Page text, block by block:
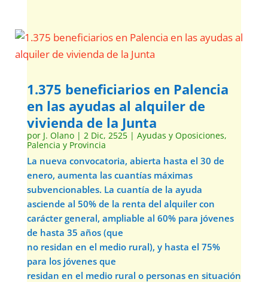
1.375 beneficiarios en Palencia
en las ayudas al alquiler de
vivienda de la Junta
por J. Olano| 2 Dic, 2525| Ayudas y Oposiciones,
Palencia y Provincia
La nueva convocatoria, abierta hasta el 30 de
enero, aumenta las cuantías máximas
subvencionables. La cuantía de la ayuda
asciende al 50% de la renta del alquiler con
carácter general, ampliable al 60% para jóvenes
de hasta 35 años (que
no residan en el medio rural), y hasta el 75%
para los jóvenes que
residan en el medio rural o personas en situación